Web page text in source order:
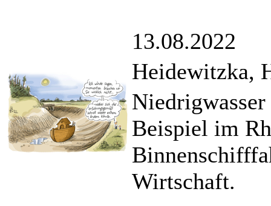
13.08.2022
Heidewitzka,
Beispiel im
Wirtschaft.